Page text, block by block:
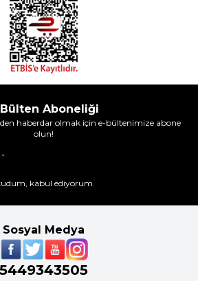
Bülten Aboneliği
haberdar olmak için e-bültenimize abone
olun!
kabul ediyorum.
Sosyal Medya
5449343505